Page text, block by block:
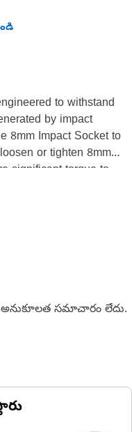
to withstand
by impact
8mm Impact Socket to
or tighten 8mm
significant torque to
high-strength alloy
compared to
and are built for
or the surrounding
with a variety of
hex drive, and other
అనుకూలత సమాచారం లేదు.